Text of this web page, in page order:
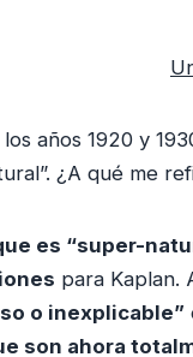
años 1920 y
¿A qué me
es “super-
para Kaplan.
o inexplicable”
son ahora